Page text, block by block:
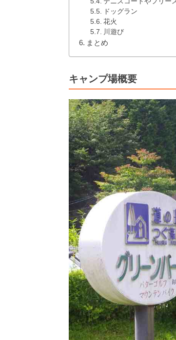
ドッグラン
花火
川遊び
まとめ
キャンプ場概要